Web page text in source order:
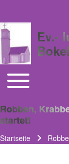
Ev.-
Main navigation
Toggle main menu
Robben,
startet!
Pfadnavigation
Startseite